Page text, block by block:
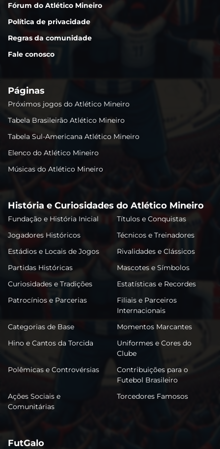
Fórum do Atlético Mineiro
Política de privacidade
Regras da comunidade
Fale conosco
Páginas
Próximos jogos do Atlético Mineiro
Tabela Brasileirão Atlético Mineiro
Tabela Sul-Americana Atlético Mineiro
Elenco do Atlético Mineiro
Músicas do Atlético Mineiro
História e Curiosidades do Atlético Mineiro
Fundação e História Inicial
Títulos e Conquistas
Jogadores Históricos
Técnicos e Treinadores
Estádios e Locais de Jogos
Rivalidades e Clássicos
Partidas Históricas
Mascotes e Símbolos
Curiosidades e Tradições
Estatísticas e Recordes
Patrocínios e Parcerias
Filiais e Parceiros
Internacionais
Categorias de Base
Momentos Marcantes
Hino e Cantos da Torcida
Uniformes e Cores do
Clube
Polêmicas e Controvérsias
Contribuições para o
Futebol Brasileiro
Ações Sociais e
Comunitárias
Torcedores Famosos
FutGalo